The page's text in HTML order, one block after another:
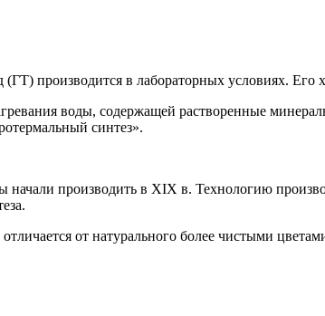
производится в лабораторных условиях.
воды, содержащей растворенные
синтез».
начали производить в ХІХ в. Технологию
от натурального более чистыми